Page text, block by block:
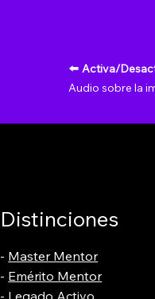
⬅️ Activa/
Audio sobre la
Distinciones
- Master Mentor
- Emérito Mentor